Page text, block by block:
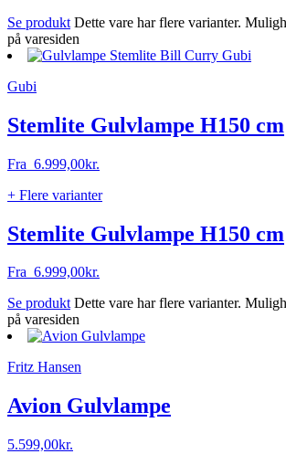
Se produkt Dette vare har flere varianter.
på varesiden
Gubi
Stemlite Gulvlampe H150 cm
Fra 6.999,00kr.
+ Flere varianter
Stemlite Gulvlampe H150 cm
Fra 6.999,00kr.
Se produkt Dette vare har flere varianter.
på varesiden
Fritz Hansen
Avion Gulvlampe
5.599,00kr.